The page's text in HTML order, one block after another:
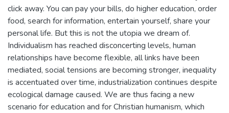
click away. You can pay your bills, do higher education, order
food, search for information, entertain yourself, share your
personal life. But this is not the utopia we dream of.
Individualism has reached disconcerting levels, human
relationships have become flexible, all links have been
mediated, social tensions are becoming stronger, inequality
is accentuated over time, industrialization continues despite
ecological damage caused. We are thus facing a new
scenario for education and for Christian humanism, which